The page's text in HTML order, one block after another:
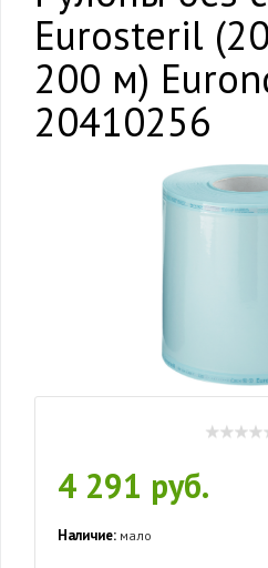
Eurosteril
200 м)
20410256
4 291 руб.
Наличие: мало